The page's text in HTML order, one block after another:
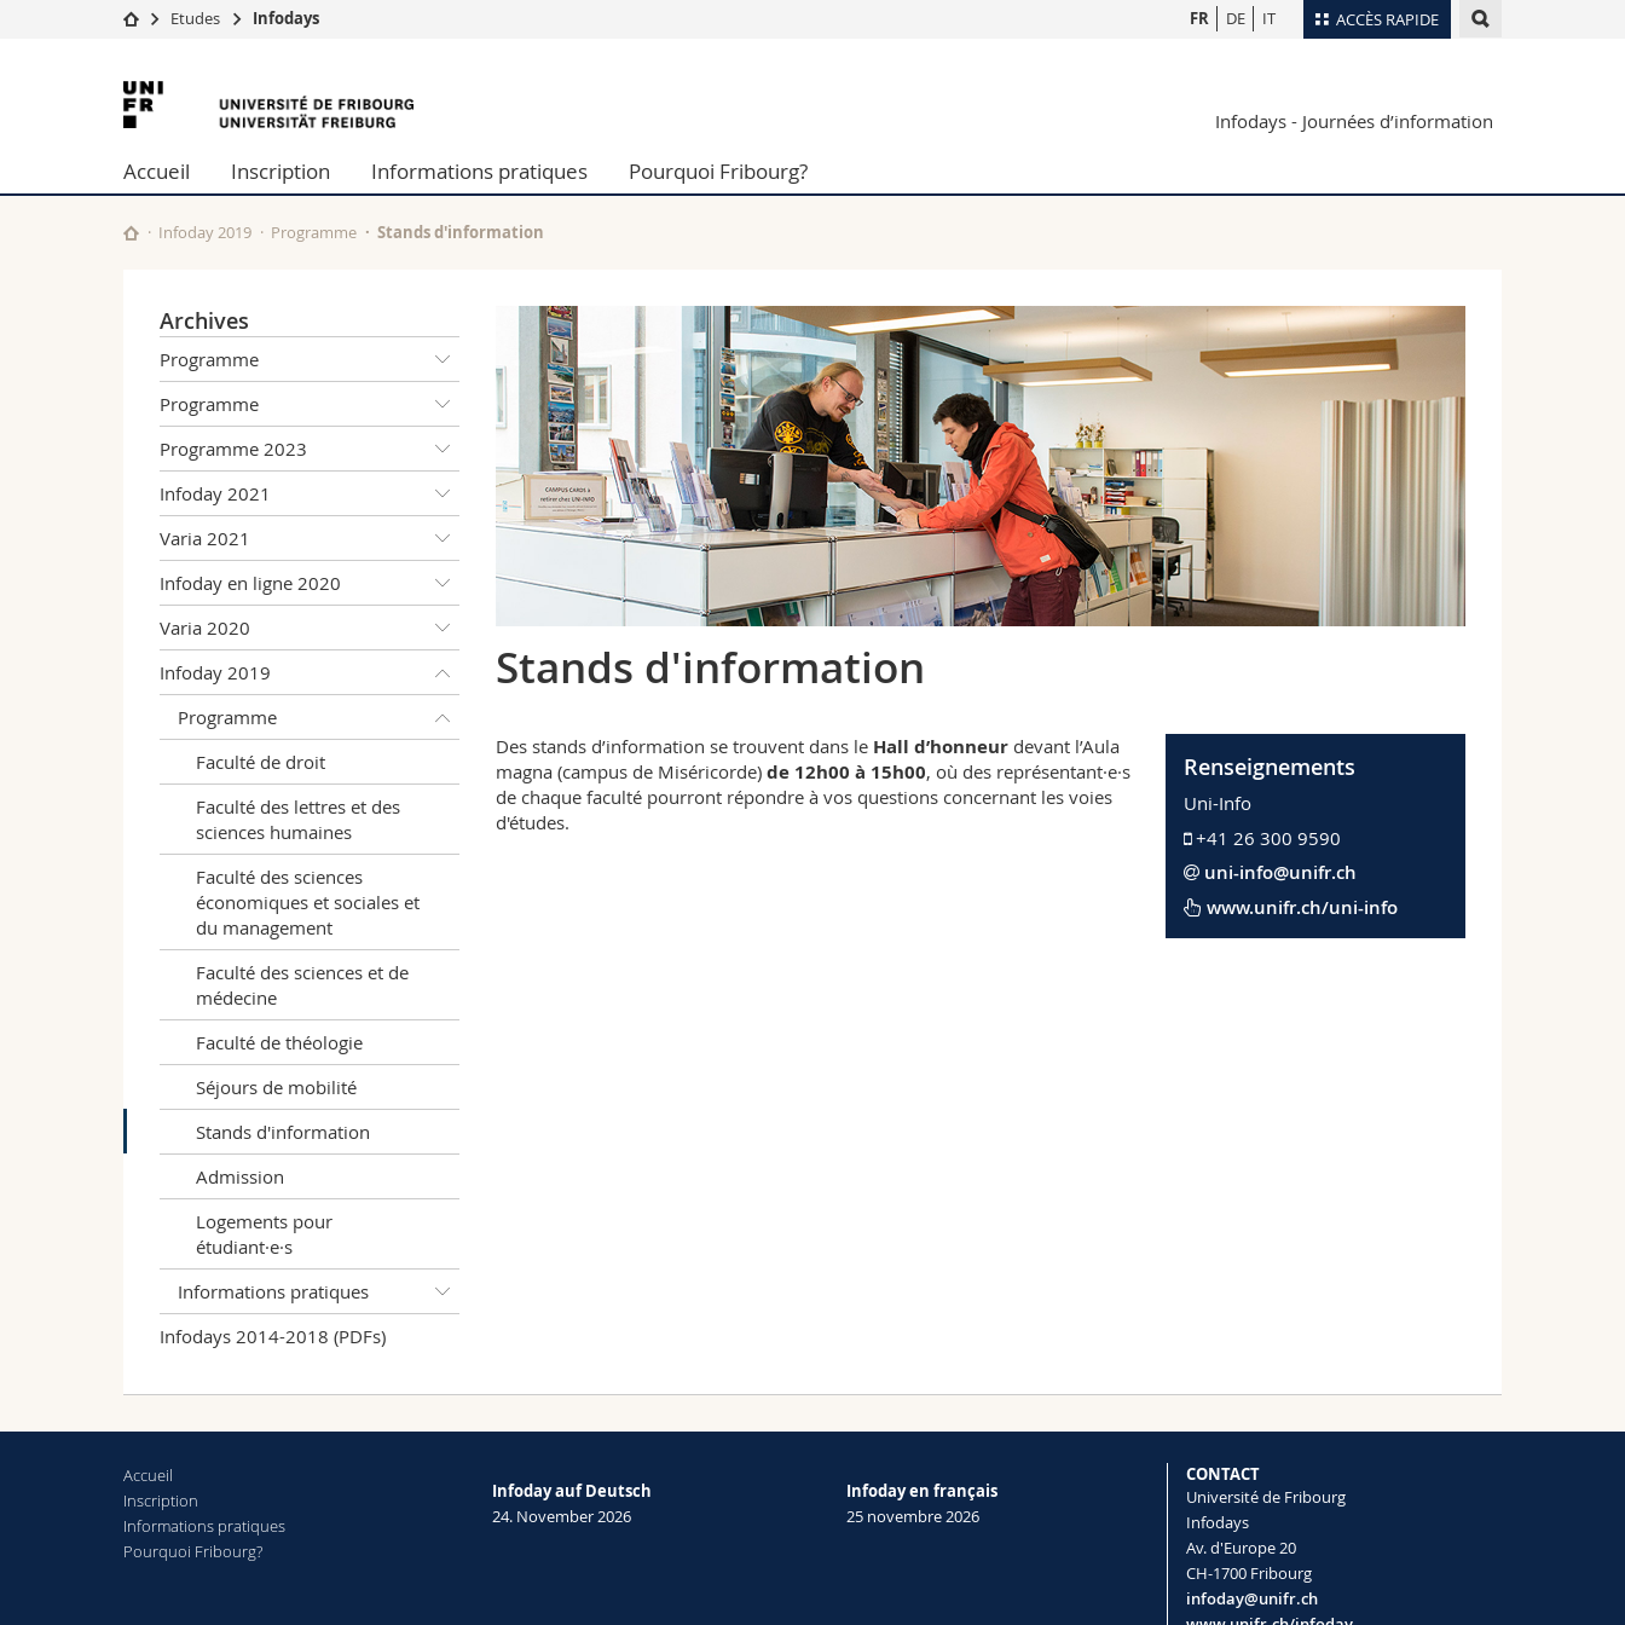
ACCÈS RAPIDE
Université
Recherche
Université
Formation continue
Sciences économiques et sociales et management
Lettres et sciences humaines
Sciences de l'éducation et de la formation
Chercheurs
Plan d'accès
Webmail
FR DE IT
Etudes Infodays
Université
de
Fribourg
Infodays - Journées d’information
Accueil Inscription Informations pratiques Pourquoi Fribourg?
Infoday 2019 Programme Stands d'information
Archives
Programme
Programme
Programme 2023
Infoday 2021
Varia 2021
Infoday en ligne 2020
Varia 2020
Infoday 2019
Programme
Faculté de droit
Faculté des lettres et des
sciences humaines
Faculté des sciences
économiques et sociales et
du management
Faculté des sciences et de
médecine
Faculté de théologie
Séjours de mobilité
Stands d'information
Admission
Logements pour
étudiant·e·s
Informations pratiques
Infodays 2014-2018 (PDFs)
Stands d'information
Des stands d’information se trouvent dans le Hall d’honneurdevant l’Aula
magna (campus de Miséricorde) de 12h00 à 15h00, où des représentant·e·s
de chaque faculté pourront répondre à vos questions concernant les voies
d'études.
Renseignements
Uni-Info
+41 26 300 9590
uni-info@unifr.ch
www.unifr.ch/uni-info
Accueil
Inscription
Informations pratiques
Pourquoi Fribourg?
Infoday auf Deutsch
24. November 2026
Infoday en français
25 novembre 2026
CONTACT
Université de Fribourg
Infodays
Av. d'Europe 20
CH-1700 Fribourg
infoday@unifr.ch